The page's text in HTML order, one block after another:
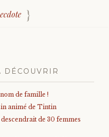
DÉCOUVRIR
de famille !
animé de Tintin
de 30 femmes